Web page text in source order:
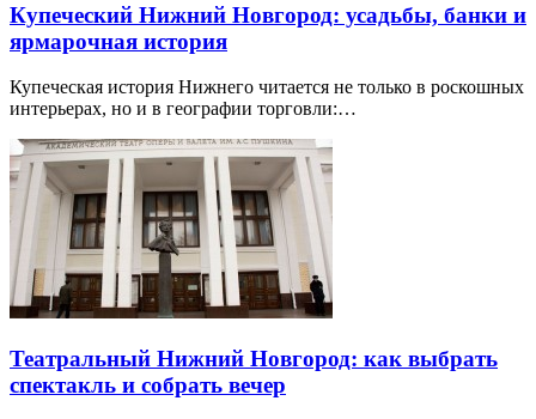
Купеческий Нижний Новгород: усадьбы, банки и
ярмарочная история
Купеческая история Нижнего читается не только в роскошных
интерьерах, но и в географии торговли:…
Театральный Нижний Новгород: как выбрать
спектакль и собрать вечер